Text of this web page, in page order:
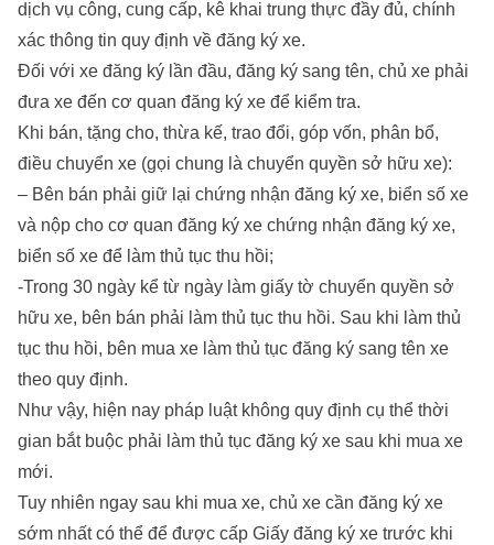
dịch vụ công, cung cấp, kê khai trung thực đầy đủ, chính
xác thông tin quy định về đăng ký xe.
Đối với xe đăng ký lần đầu, đăng ký sang tên, chủ xe phải
đưa xe đến cơ quan đăng ký xe để kiểm tra.
Khi bán, tặng cho, thừa kế, trao đổi, góp vốn, phân bổ,
điều chuyển xe (gọi chung là chuyển quyền sở hữu xe):
– Bên bán phải giữ lại chứng nhận đăng ký xe, biển số xe
và nộp cho cơ quan đăng ký xe chứng nhận đăng ký xe,
biển số xe để làm thủ tục thu hồi;
-Trong 30 ngày kể từ ngày làm giấy tờ chuyển quyền sở
hữu xe, bên bán phải làm thủ tục thu hồi. Sau khi làm thủ
tục thu hồi, bên mua xe làm thủ tục đăng ký sang tên xe
theo quy định.
Như vậy, hiện nay pháp luật không quy định cụ thể thời
gian bắt buộc phải làm thủ tục đăng ký xe sau khi mua xe
mới.
Tuy nhiên ngay sau khi mua xe, chủ xe cần đăng ký xe
sớm nhất có thể để được cấp Giấy đăng ký xe trước khi